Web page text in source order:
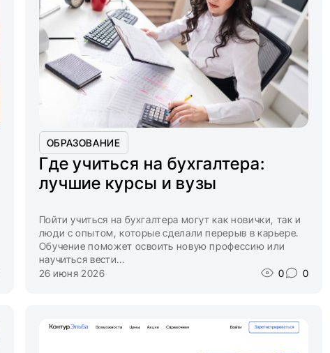
ОБРАЗОВАНИЕ
Где учиться на бухгалтера:
лучшие курсы и вузы
Пойти учиться на бухгалтера могут как новички, так и
люди с опытом, которые сделали перерыв в карьере.
Обучение поможет освоить новую профессию или
научиться вести...
26 июня 2026
0 0